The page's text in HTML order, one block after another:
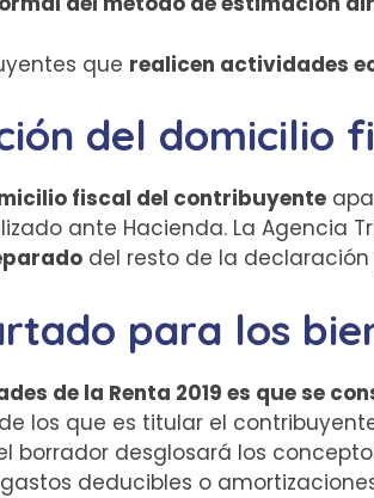
que realicen actividades
del domicilio
fiscal del contribuyente
ante Hacienda. La Agencia
del resto de la
para los
de la Renta 2019 es que se
de los que es titular el
borrador desglosará los
deducibles o